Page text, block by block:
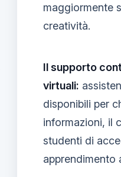
maggiormente
creatività.
Il supporto
virtuali:
disponibili per
informazioni, il
studenti di
apprendimento